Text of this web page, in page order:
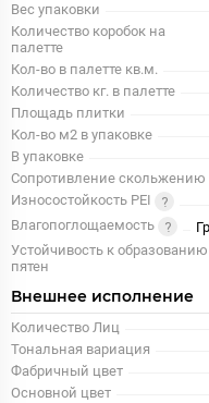
Вес упаковки
Количество коробок на
палетте
Кол-во в палетте кв.м.
Количество кг. в палетте
Площадь плитки
Кол-во м2 в упаковке
В упаковке
Сопротивление скольжению
Износостойкость PEI
Влагопоглощаемость
Устойчивость к образованию
пятен
Внешнее исполнение
Количество Лиц
Тональная вариация
Фабричный цвет
Основной цвет